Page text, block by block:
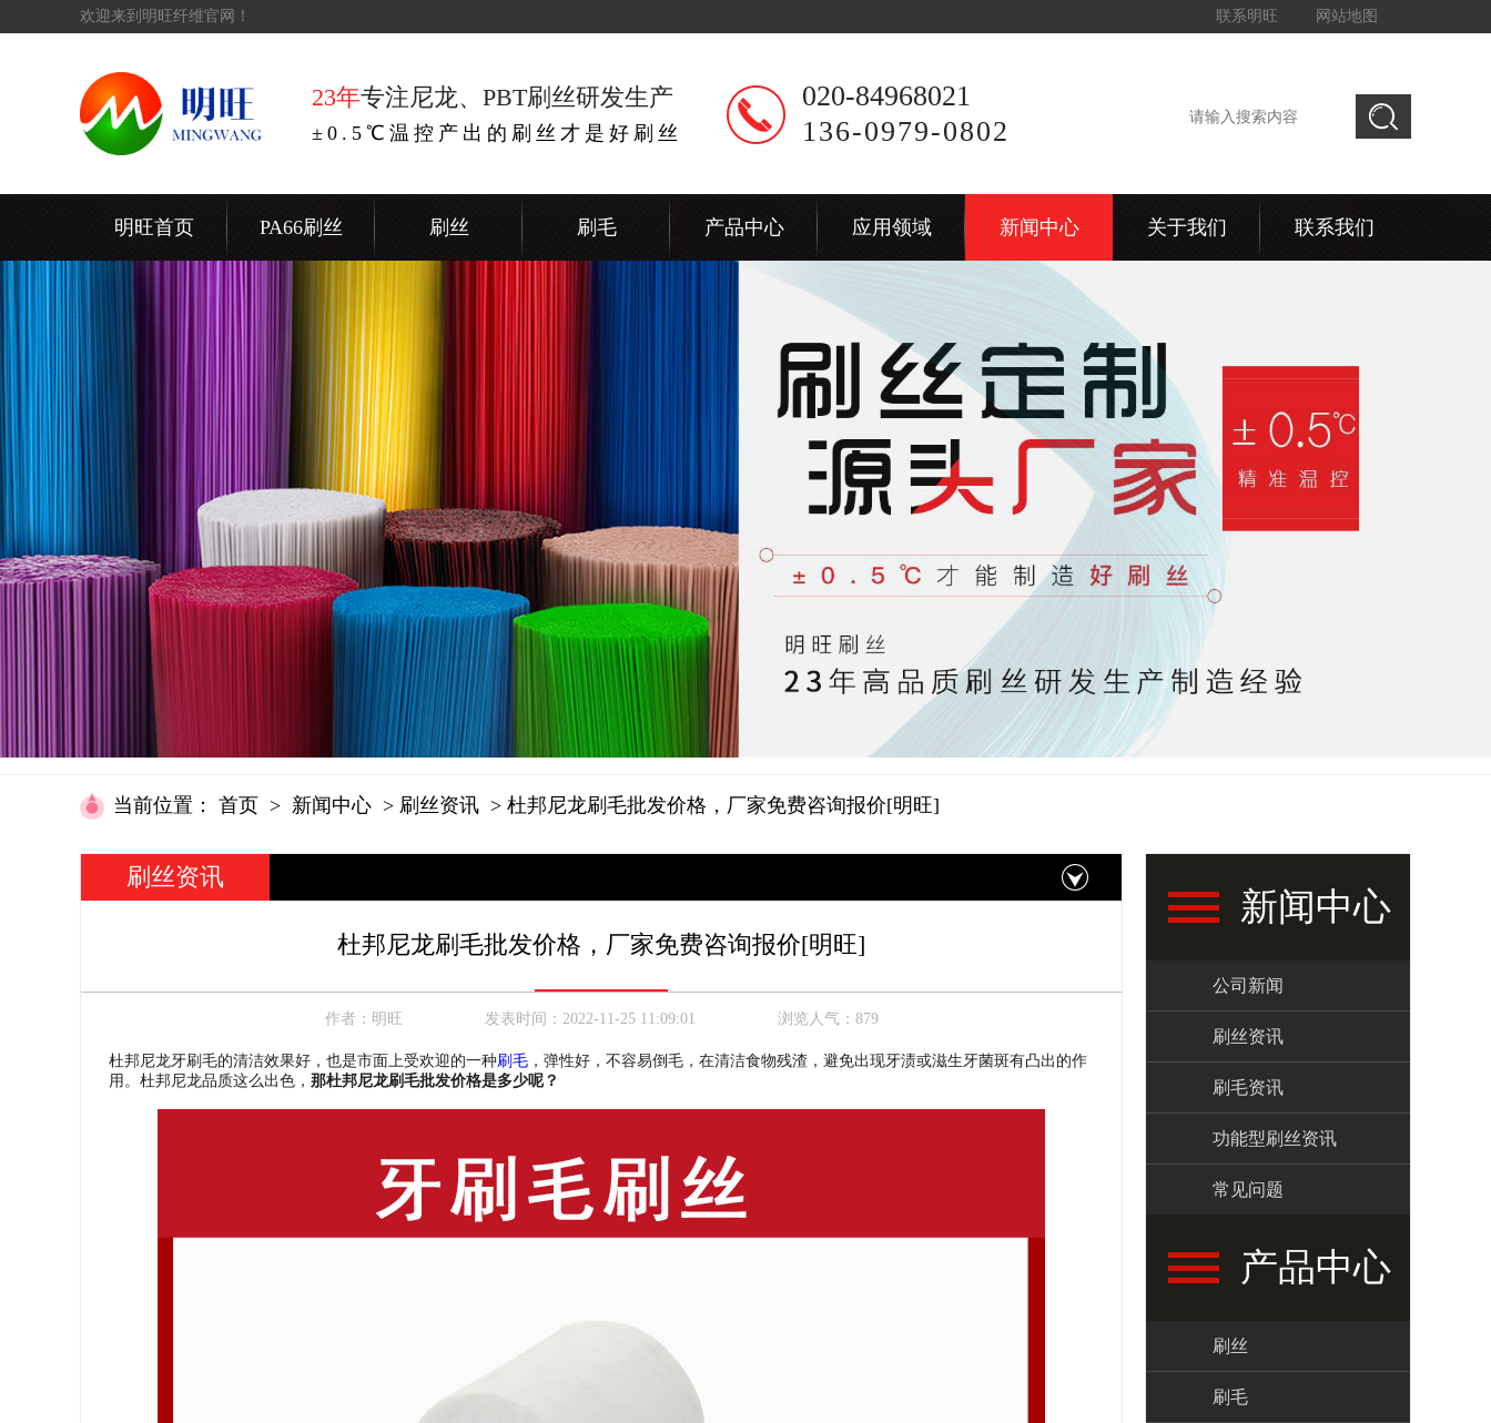
欢迎来到明旺纤维官网！ 联系明旺 网站地图
23年专注尼龙、PBT刷丝研发生产
±0.5℃温控产出的刷丝才是好刷丝
020-84968021
136-0979-0802
明旺首页 PA66刷丝 刷丝 刷毛 产品中心 应用领域 新闻中心 关于我们 联系我们
当前位置 ： 首页 > 新闻中心 > 刷丝资讯 > 杜邦尼龙刷毛批发价格，厂家免费咨询报价[明旺]
刷丝资讯
杜邦尼龙刷毛批发价格，厂家免费咨询报价[明旺]
作者： 明旺 发表时间： 2022-11-25 11:09:01 浏览人气： 879
杜邦尼龙牙刷毛的清洁效果好，也是市面上受欢迎的一种刷毛 ，弹性好，不容易倒毛，在清洁食物残渣，避免出现牙渍或滋生牙菌斑有凸出的作
用。杜邦尼龙品质这么出色， 那杜邦尼龙刷毛批发价格是多少呢？
新闻中心
公司新闻
刷丝资讯
刷毛资讯
功能型刷丝资讯
常见问题
产品中心
刷丝
刷毛